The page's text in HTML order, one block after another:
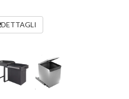
DETTAGLI